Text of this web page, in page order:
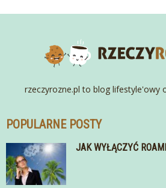
rzeczyrozne.pl to blog lifestyle'owy
POPULARNE POSTY
JAK WYŁĄCZYĆ